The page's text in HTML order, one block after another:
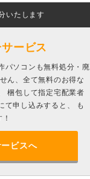
いたします
ービス
パソコンも無料処分・廃
ん、全て無料のお得な
梱包して指定宅配業者
て申し込みすると、 も
ビスへ